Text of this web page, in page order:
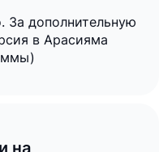
За дополнительную
в Арасияма
на